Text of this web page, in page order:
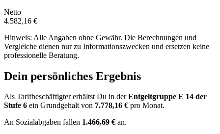
Netto
4.582,16 €
Hinweis: Alle Angaben ohne Gewähr. Die Berechnungen und
Vergleiche dienen nur zu Informationszwecken und ersetzen keine
professionelle Beratung.
Dein persönliches Ergebnis
Als Tarifbeschäftigter erhältst Du in derEntgeltgruppe E 14 der
Stufe 6 ein Grundgehalt von 7.778,16 € pro Monat.
An Sozialabgaben fallen 1.466,69 € an.